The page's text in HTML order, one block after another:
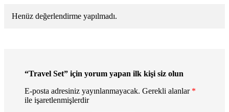
Henüz değerlendirme yapılmadı.
“Travel Set” için yorum yapan ilk kişi siz olun
E-posta adresiniz yayınlanmayacak. Gerekli alanlar *
ile işaretlenmişlerdir